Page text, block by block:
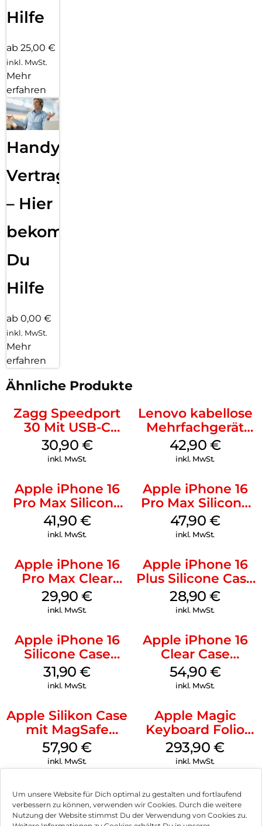
Um unsere Website für Dich optimal zu gestalten und fortlaufend
verbessern zu können, verwenden wir Cookies. Durch die weitere
Nutzung der Website stimmst Du der Verwendung von Cookies zu.
Hilfe
ab 25,00 €
inkl. MwSt.
Mehr
erfahren
Handy
Vertragsabwicklung
– Hier
bekommst
Du
Hilfe
ab 0,00 €
inkl. MwSt.
Mehr
erfahren
Ähnliche Produkte
Zagg Speedport
30 Mit USB-C
Kabel Weiß
30,90 €
inkl. MwSt.
Lenovo kabellose
Mehrfachgerät
Luna Grey
42,90 €
inkl. MwSt.
Apple iPhone 16
Pro Max Silicone
Case MagSafe
Ultramarine
41,90 €
inkl. MwSt.
Apple iPhone 16
Pro Max Silicone
Case MagSafe
Black
47,90 €
inkl. MwSt.
Apple iPhone 16
Pro Max Clear
Case MagSafe
Transparent
29,90€
inkl. MwSt.
Apple iPhone 16
Plus Silicone Case
MagSafe Black
28,90€
inkl. MwSt.
Apple iPhone 16
Silicone Case
MagSafe Fuchsia
31,90€
inkl. MwSt.
Apple iPhone 16
Clear Case
MagSafe
Transparent
54,90 €
inkl. MwSt.
Apple Silikon Case
mit MagSafe
iPhone 14 Pro
(PRODUCT)RED
57,90€
inkl. MwSt.
Apple Magic
Keyboard Folio
iPad 10.9″ (10.Gen.)
Weiß
293,90€
inkl. MwSt.